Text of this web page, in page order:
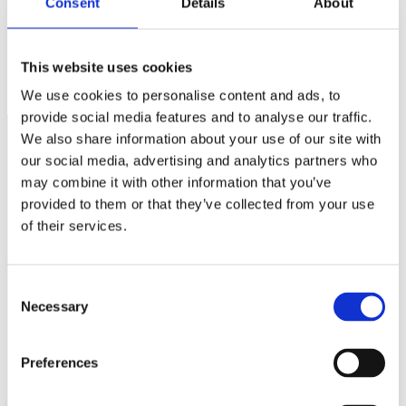
This website uses cookies
We use cookies to personalise content and ads, to
provide social media features and to analyse our traffic.
We also share information about your use of our site with
our social media, advertising and analytics partners who
may combine it with other information that you’ve
provided to them or that they’ve collected from your use
of their services.
Selection
Necessary
Preferences
Så slår ”andra vågen” mot småföretagen
Näringspolitik
Förmåner
Tips
Om oss